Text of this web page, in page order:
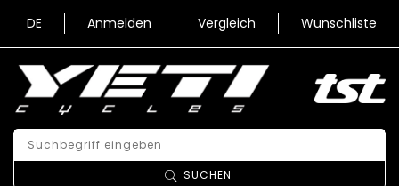
DE Anmelden Vergleich Wunschliste
SUCHEN